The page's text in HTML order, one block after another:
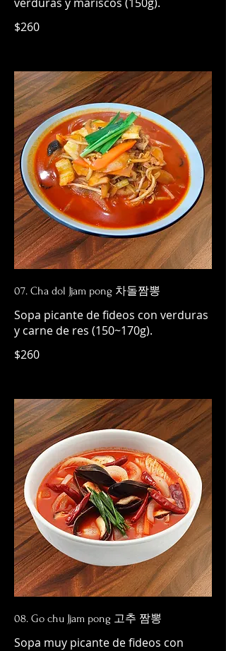
$260
07. Cha dol Jjam pong 차돌짬뽕
Sopa picante de fideos con verduras
y carne de res (150~170g).
$260
08. Go chu Jjam pong 고추 짬뽕
Sopa muy picante de fideos con